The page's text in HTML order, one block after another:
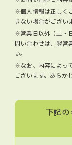
※個人情報は正しく
きない場合がござい
※営業日以外（土・
問い合わせは、翌営
い。
※なお、内容によっ
ございます。あらか
下記の